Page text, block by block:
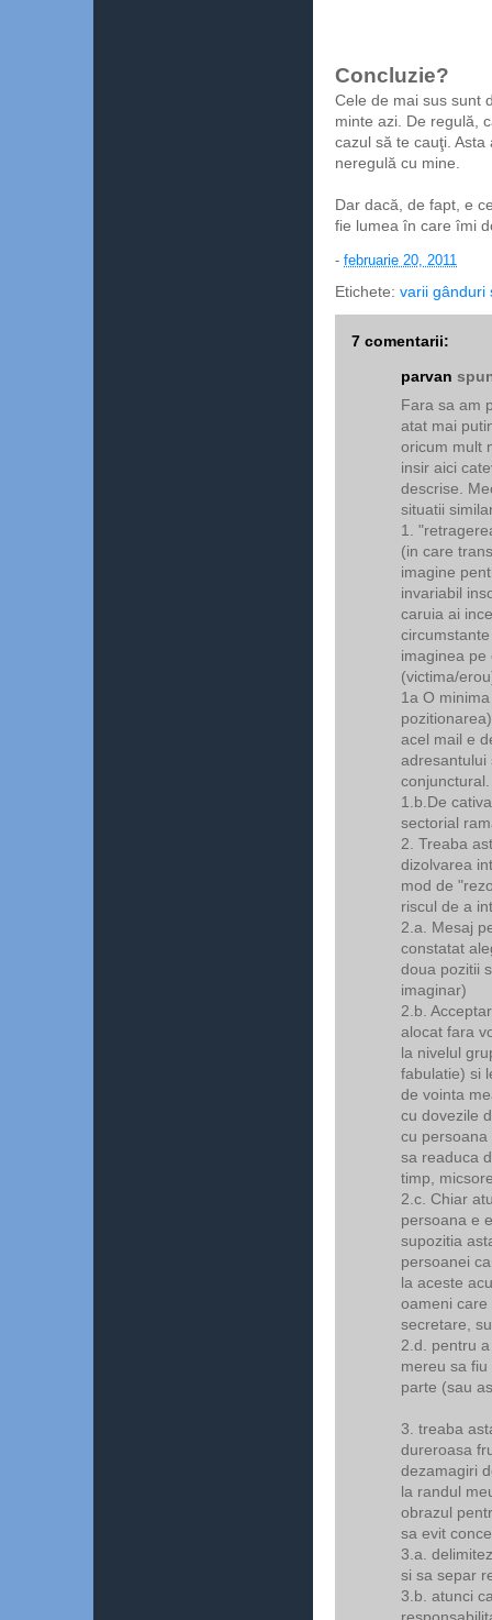
Concluzie?
Cele de mai sus sunt
minte azi. De regulă,
cazul să te cauţi.
neregulă cu mine.
Dar dacă, de fapt, e
fie lumea în care îmi
- februarie 20, 2011
Etichete: varii gânduri
7 comentarii:
parvan
Fara sa am
atat mai
oricum mult
insir aici
descrise.
situatii
1.
(in care
imagine
invariabil
caruia ai
imaginea pe
(victima/
1a O
acel mail e
adresantului
conjunctural.
1.b.De
sectorial
2. Treaba
dizolvarea
mod de
riscul de a
2.a. Mesaj
constatat
doua pozitii
imaginar)
2.b.
alocat fara
la nivelul
fabulatie) si
de vointa
cu dovezile
cu persoana
sa readuca
timp,
2.c. Chiar
persoana e
supozitia
persoanei
la aceste
oameni care
secretare,
2.d. pentru
mereu sa
parte (sau
3. treaba
dureroasa
dezamagiri
la randul
obrazul
sa evit
3.a.
si sa separ
3.b. atunci